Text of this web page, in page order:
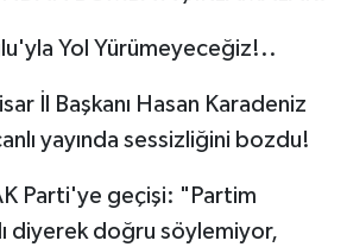
Yol Yürümeyeceğiz!..
İl Başkanı Hasan Karadeniz
yayında sessizliğini bozdu!
Parti'ye geçişi: "Partim
diyerek doğru söylemiyor,